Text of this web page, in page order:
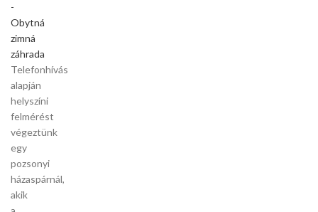
-
Obytná
zimná
záhrada
Telefonhívás
alapján
helyszíni
felmérést
végeztünk
egy
pozsonyi
házaspárnál,
akik